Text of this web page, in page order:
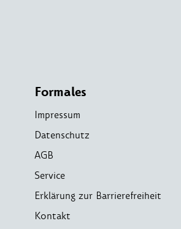
Formales
Impressum
Datenschutz
AGB
Service
Erklärung zur Barrierefreiheit
Kontakt